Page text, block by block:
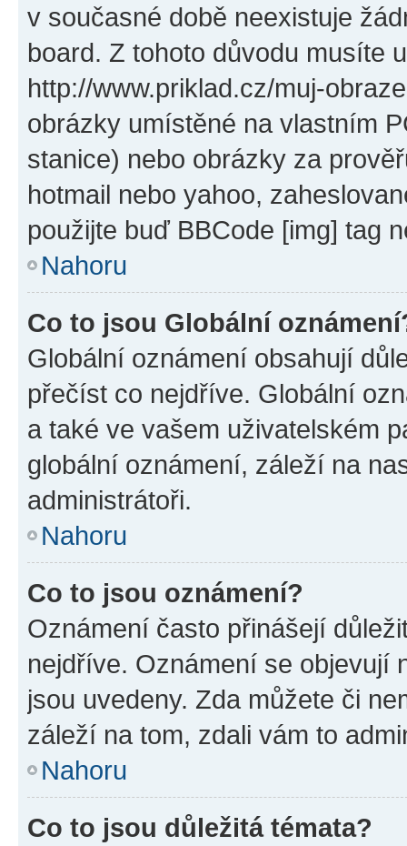
v současné době neexistuje
board. Z tohoto důvodu musíte
http://www.priklad.cz/muj-
obrázky umístěné na vlastním
stanice) nebo obrázky za
hotmail nebo yahoo,
použijte buď BBCode [img] tag
Nahoru
Co to jsou Globální
Globální oznámení obsahují
přečíst co nejdříve. Globální
a také ve vašem uživatelském
globální oznámení, záleží na
administrátoři.
Nahoru
Co to jsou oznámení?
Oznámení často přinášejí
nejdříve. Oznámení se objevují
jsou uvedeny. Zda můžete či
záleží na tom, zdali vám to
Nahoru
Co to jsou důležitá témata?